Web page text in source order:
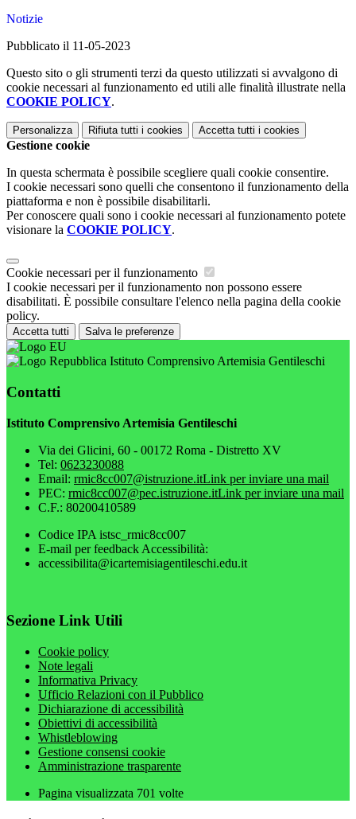
Notizie
Pubblicato il 11-05-2023
Questo sito o gli strumenti terzi da questo utilizzati si avvalgono di
cookie necessari al funzionamento ed utili alle finalità illustrate nella
COOKIE POLICY.
Personalizza Rifiuta tutti i cookies Accetta tutti i cookies
Gestione cookie
In questa schermata è possibile scegliere quali cookie consentire.
I cookie necessari sono quelli che consentono il funzionamento della
piattaforma e non è possibile disabilitarli.
Per conoscere quali sono i cookie necessari al funzionamento potete
visionare la COOKIE POLICY.
Cookie necessari per il funzionamento
I cookie necessari per il funzionamento non possono essere
disabilitati. È possibile consultare l'elenco nella pagina della cookie
policy.
Accetta tutti Salva le preferenze
Istituto Comprensivo Artemisia Gentileschi
Contatti
Istituto Comprensivo Artemisia Gentileschi
Via dei Glicini, 60 - 00172 Roma - Distretto XV
Tel: 0623230088
Email: rmic8cc007@istruzione.itLink per inviare una mail
PEC: rmic8cc007@pec.istruzione.itLink per inviare una mail
C.F.: 80200410589
Codice IPA istsc_rmic8cc007
E-mail per feedback Accessibilità:
accessibilita@icartemisiagentileschi.edu.it
Sezione Link Utili
Cookie policy
Note legali
Informativa Privacy
Ufficio Relazioni con il Pubblico
Dichiarazione di accessibilità
Obiettivi di accessibilità
Whistleblowing
Gestione consensi cookie
Amministrazione trasparente
Pagina visualizzata 701 volte